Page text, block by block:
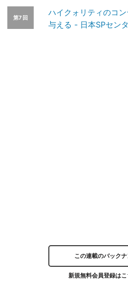
第7回
ハイクォリティのコ
与える - 日本SPセン
この連載のバック
新規無料会員登録は